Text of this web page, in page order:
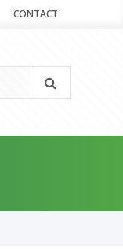
CONTACT